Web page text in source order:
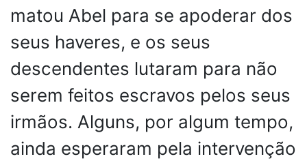
matou Abel para se apoderar dos
seus haveres, e os seus
descendentes lutaram para não
serem feitos escravos pelos seus
irmãos. Alguns, por algum tempo,
ainda esperaram pela intervenção